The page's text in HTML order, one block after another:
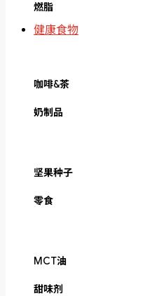
燃脂
健康食物
咖啡&茶
奶制品
坚果种子
零食
MCT油
甜味剂